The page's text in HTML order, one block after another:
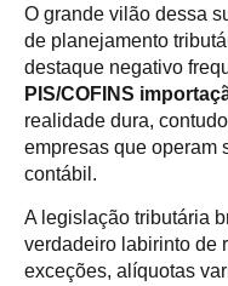
O grande vilão dessa
de planejamento
destaque negativo
PIS/COFINS
realidade dura,
empresas que operam
contábil.
A legislação tributária
verdadeiro labirinto de
exceções, alíquotas